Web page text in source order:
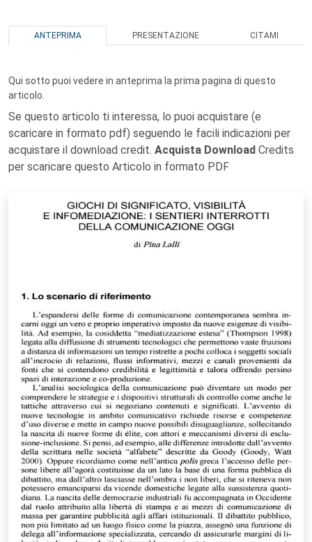
ANTEPRIMA PRESENTAZIONE CITAMI
Qui sotto puoi vedere in anteprima la prima pagina di questo
articolo.
Se questo articolo ti interessa, lo puoi acquistare (e
scaricare in formato pdf) seguendo le facili indicazioni per
acquistare il download credit. Acquista Download Credits
per scaricare questo Articolo in formato PDF